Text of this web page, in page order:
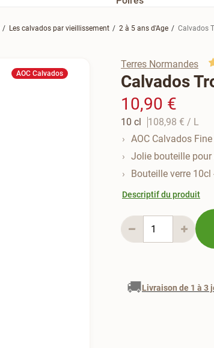
Les calvados par vieillissement 2 à 5 ans d'Age Calvados
AOC Calvados
Terres Normandes
Calvados
10,90 €
10 cl 108,98 € / L
AOC Calvados
Jolie bouteille
Bouteille verre 10cl
Descriptif du produit
🚚Livraison de 1 à 3